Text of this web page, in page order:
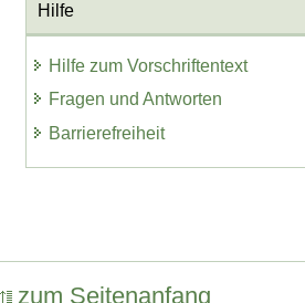
Hilfe
Hilfe zum Vorschriftentext
Fragen und Antworten
Barrierefreiheit
zum Seitenanfang